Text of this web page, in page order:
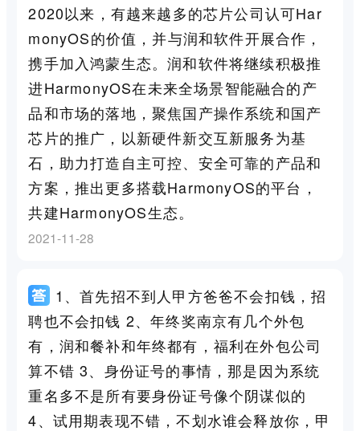
2020以来，有越来越多的芯片公司认可Har
monyOS的价值，并与润和软件开展合作，
携手加入鸿蒙生态。润和软件将继续积极推
进HarmonyOS在未来全场景智能融合的产
品和市场的落地，聚焦国产操作系统和国产
芯片的推广，以新硬件新交互新服务为基
石，助力打造自主可控、安全可靠的产品和
方案，推出更多搭载HarmonyOS的平台，
共建HarmonyOS生态。
2021-11-28
1、首先招不到人甲方爸爸不会扣钱，招
聘也不会扣钱 2、年终奖南京有几个外包
有，润和餐补和年终都有，福利在外包公司
算不错 3、身份证号的事情，那是因为系统
重名多不是所有要身份证号像个阴谋似的
4、试用期表现不错，不划水谁会释放你，甲